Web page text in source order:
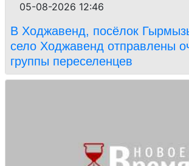
05-08-2026 12:46
В Ходжавенд, посёлок
село Ходжавенд отправлены
группы переселенцев